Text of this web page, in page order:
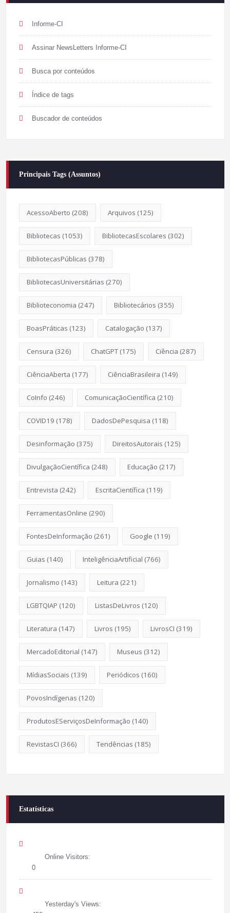
Informe-CI
Assinar NewsLetters Informe-CI
Busca por conteúdos
Índice de tags
Buscador de conteúdos
Principais Tags (Assuntos)
AcessoAberto (208) Arquivos (125)
Bibliotecas (1053) BibliotecasEscolares (302)
BibliotecasPúblicas (378)
BibliotecasUniversitárias (270)
Biblioteconomia (247) Bibliotecários (355)
BoasPráticas (123) Catalogação (137)
Censura (326) ChatGPT(175) Ciência (287)
CiênciaAberta (177) CiênciaBrasileira (149)
CoInfo (246) ComunicaçãoCientífica (210)
COVID19 (178) DadosDePesquisa (118)
Desinformação (375) DireitosAutorais (125)
DivulgaçãoCientífica (248) Educação (217)
Entrevista (242) EscritaCientífica (119)
FerramentasOnline (290)
FontesDeInformação (261) Google (119)
Guias (140) InteligênciaArtificial (766)
Jornalismo (143) Leitura (221)
LGBTQIAP (120) ListasDeLivros (120)
Literatura (147) Livros (195) LivrosCI (319)
MercadoEditorial (147) Museus (312)
MídiasSociais (139) Periódicos (160)
PovosIndígenas (120)
ProdutosEServiçosDeInformação (140)
RevistasCI (366) Tendências (185)
Estatísticas
Online Visitors:
0
Yesterday's Views: